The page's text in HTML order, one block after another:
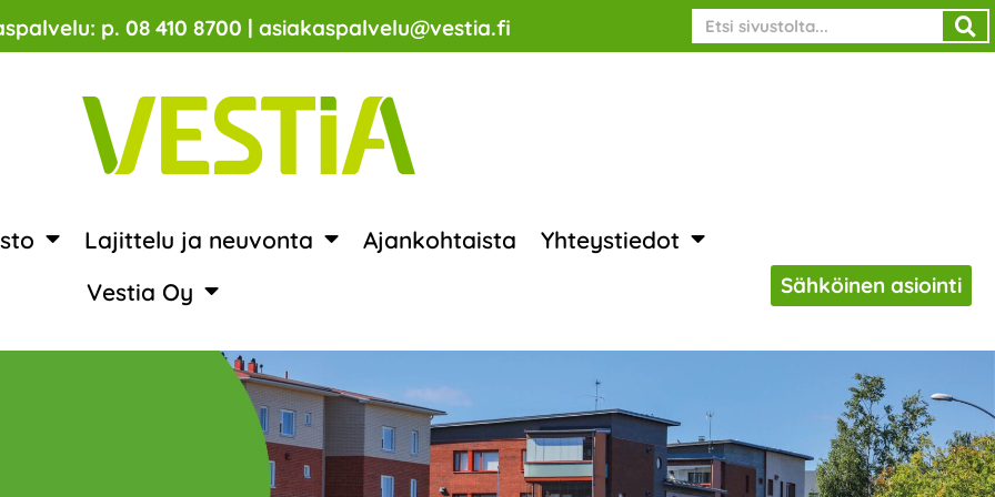
p. 08 410 8700 | asiakaspalvelu@vestia.fi Search
Lajittelu ja neuvonta Ajankohtaista
Yhteystiedot
Vestia Oy
Sähköinen asiointi